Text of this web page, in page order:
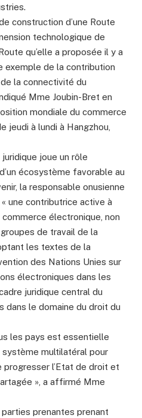
construction d’une Route
technologique de
qu’elle a proposée il y a
exemple de la contribution
de la connectivité du
Mme Joubin-Bret en
mondiale du commerce
jeudi à lundi à Hangzhou,
joue un rôle
écosystème favorable au
la responsable onusienne
une contributrice active à
commerce électronique, non
de travail de la
les textes de la
des Nations Unies sur
électroniques dans les
juridique central du
dans le domaine du droit du
les pays est essentielle
multilatéral pour
progresser l’Etat de droit et
», a affirmé Mme
prenantes prenant